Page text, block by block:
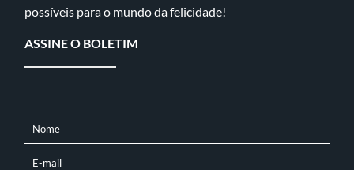
possíveis para o mundo da felicidade!
ASSINE O BOLETIM
NOME
Nome
E-mail